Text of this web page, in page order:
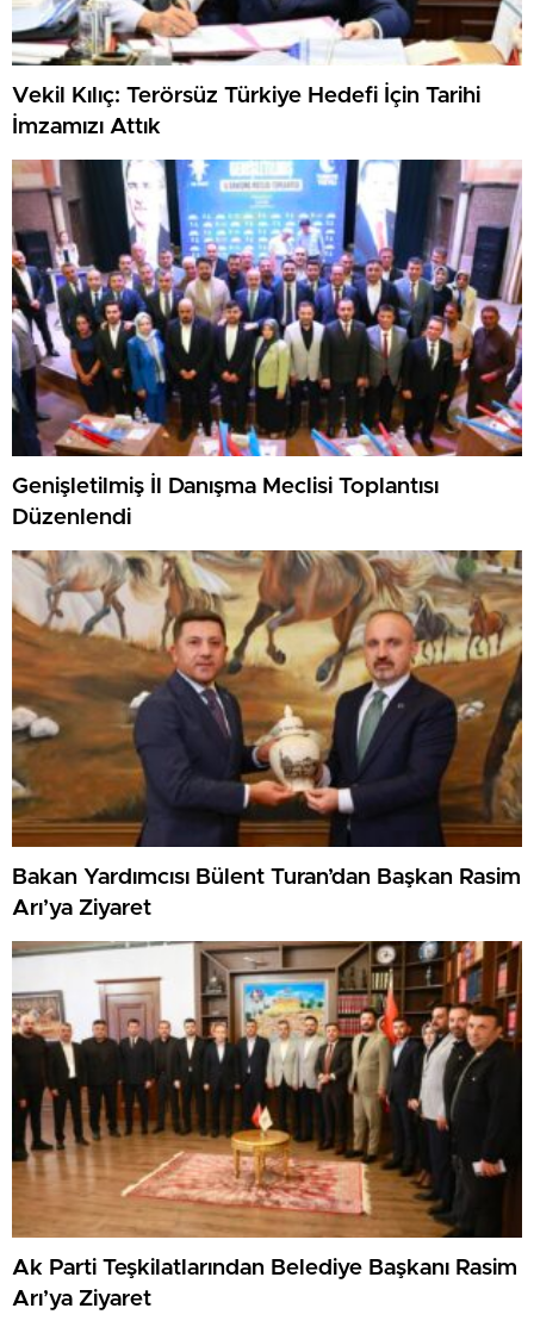
Vekil Kılıç: Terörsüz Türkiye Hedefi İçin Tarihi
İmzamızı Attık
Genişletilmiş İl Danışma Meclisi Toplantısı
Düzenlendi
Bakan Yardımcısı Bülent Turan’dan Başkan Rasim
Arı’ya Ziyaret
Ak Parti Teşkilatlarından Belediye Başkanı Rasim
Arı’ya Ziyaret